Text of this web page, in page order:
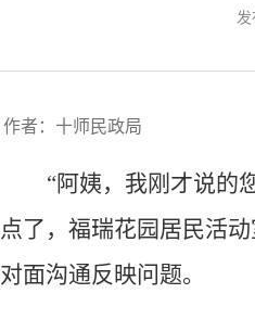
作者：十师民政局
“阿姨，我刚才说的
点了，福瑞花园居民活
对面沟通反映问题。